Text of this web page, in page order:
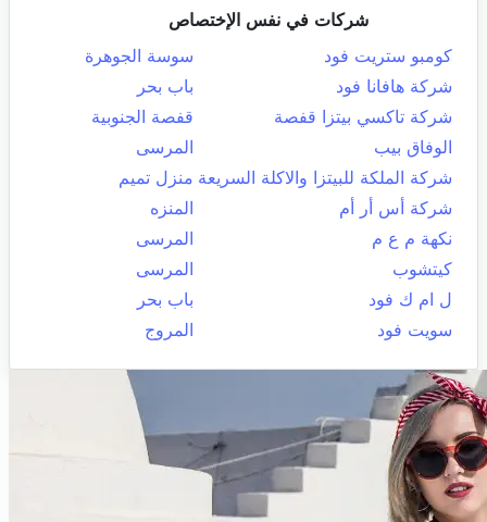
شركات في نفس الإختصاص
كومبو ستريت فود
سوسة الجوهرة
شركة هافانا فود
باب بحر
شركة تاكسي بيتزا قفصة
قفصة الجنوبية
الوفاق بيب
المرسى
شركة الملكة للبيتزا والاكلة السريعة منزل تميم
شركة أس أر أم
المنزه
نكهة م ع م
المرسى
كيتشوب
المرسى
ل ام ك فود
باب بحر
سويت فود
المروج